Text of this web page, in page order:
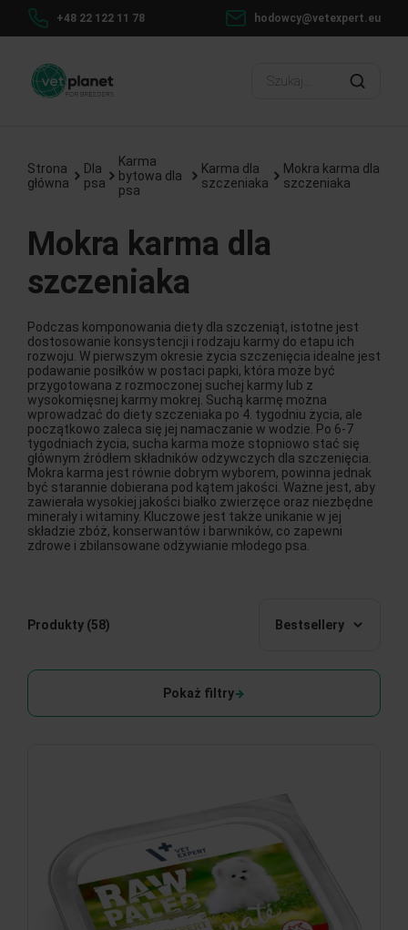
+48 22 122 11 78 hodowcy@vetexpert.eu
Strona
główna
Dla
psa
Karma
bytowa dla
psa
Karma dla
szczeniaka
Mokra karma dla
szczeniaka
Mokra karma dla
szczeniaka
Podczas komponowania diety dla szczeniąt, istotne jest
dostosowanie konsystencji i rodzaju karmy do etapu ich
rozwoju. W pierwszym okresie życia szczenięcia idealne jest
podawanie posiłków w postaci papki, która może być
przygotowana z rozmoczonej suchej karmy lub z
wysokomięsnej karmy mokrej. Suchą karmę można
wprowadzać do diety szczeniaka po 4. tygodniu życia, ale
początkowo zaleca się jej namaczanie w wodzie. Po 6-7
tygodniach życia, sucha karma może stopniowo stać się
głównym źródłem składników odżywczych dla szczenięcia.
Mokra karma jest równie dobrym wyborem, powinna jednak
być starannie dobierana pod kątem jakości. Ważne jest, aby
zawierała wysokiej jakości białko zwierzęce oraz niezbędne
minerały i witaminy. Kluczowe jest także unikanie w jej
składzie zbóż, konserwantów i barwników, co zapewni
zdrowe i zbilansowane odżywianie młodego psa.
Produkty (58) Bestsellery
Pokaż filtry